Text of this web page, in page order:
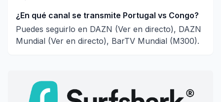
¿En qué canal se transmite Portugal vs Congo?
Puedes seguirlo en DAZN (Ver en directo), DAZN
Mundial (Ver en directo), BarTV Mundial (M300).